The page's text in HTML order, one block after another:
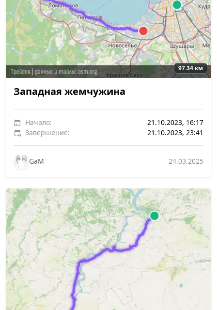
97.34 км
Западная жемчужина
Начало:
21.10.2023, 16:17
Завершение:
21.10.2023, 23:41
GaM 24.03.2025